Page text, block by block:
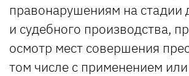
правонарушениям на стадии
и судебного производства,
осмотр мест совершения
том числе с применением или